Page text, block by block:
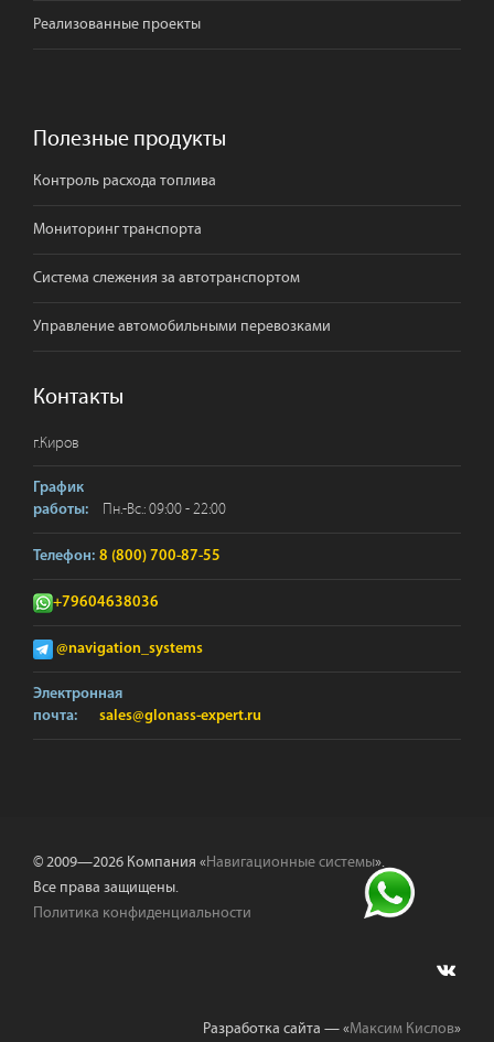
Реализованные проекты
Полезные продукты
Контроль расхода топлива
Мониторинг транспорта
Система слежения за автотранспортом
Управление автомобильными перевозками
Контакты
г.Киров
График
работы:
Пн.-Вс.: 09:00 - 22:00
Телефон: 8 (800) 700-87-55
+79604638036
@navigation_systems
Электронная
почта:
sales@glonass-expert.ru
© 2009—2026 Компания «Навигационные системы».
Все права защищены.
Политика конфиденциальности
Разработка сайта — «Максим Кислов»